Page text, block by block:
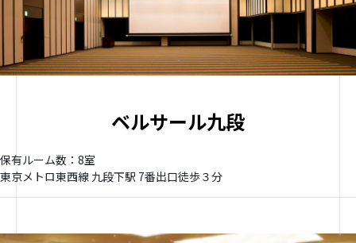
ベルサール九段
保有ルーム数：8室
東京メトロ東西線 九段下駅 7番出口徒歩３分